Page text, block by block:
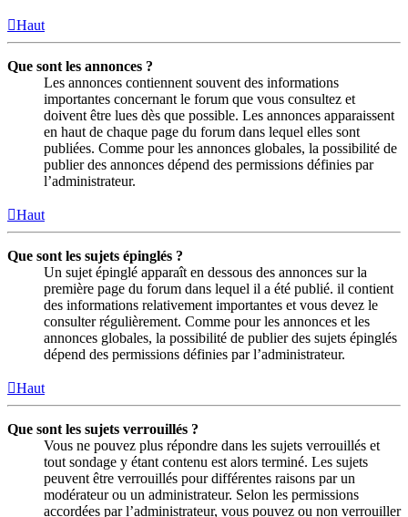
Haut
Que sont les annonces ?
Les annonces contiennent souvent des informations
importantes concernant le forum que vous consultez et
doivent être lues dès que possible. Les annonces apparaissent
en haut de chaque page du forum dans lequel elles sont
publiées. Comme pour les annonces globales, la possibilité de
publier des annonces dépend des permissions définies par
l’administrateur.
Haut
Que sont les sujets épinglés ?
Un sujet épinglé apparaît en dessous des annonces sur la
première page du forum dans lequel il a été publié. il contient
des informations relativement importantes et vous devez le
consulter régulièrement. Comme pour les annonces et les
annonces globales, la possibilité de publier des sujets épinglés
dépend des permissions définies par l’administrateur.
Haut
Que sont les sujets verrouillés ?
Vous ne pouvez plus répondre dans les sujets verrouillés et
tout sondage y étant contenu est alors terminé. Les sujets
peuvent être verrouillés pour différentes raisons par un
modérateur ou un administrateur. Selon les permissions
accordées par l’administrateur, vous pouvez ou non verrouiller